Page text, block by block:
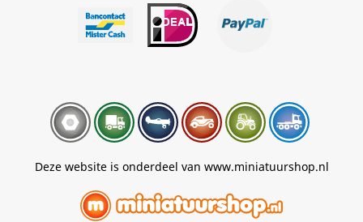
Deze website is onderdeel van www.miniatuurshop.nl